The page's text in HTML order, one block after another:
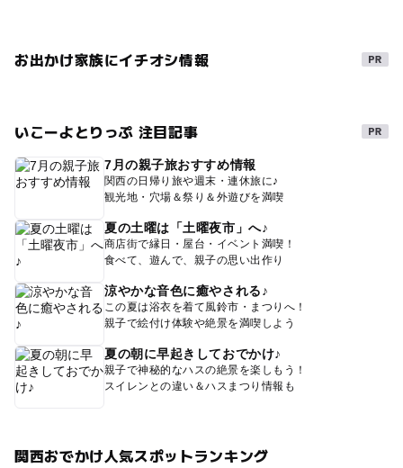
お出かけ家族にイチオシ情報
いこーよとりっぷ 注目記事
7月の親子旅おすすめ情報
関西の日帰り旅や週末・連休旅に♪
観光地・穴場＆祭り＆外遊びを満喫
夏の土曜は「土曜夜市」へ♪
商店街で縁日・屋台・イベント満喫！
食べて、遊んで、親子の思い出作り
涼やかな音色に癒やされる♪
この夏は浴衣を着て風鈴市・まつりへ！
親子で絵付け体験や絶景を満喫しよう
夏の朝に早起きしておでかけ♪
親子で神秘的なハスの絶景を楽しもう！
スイレンとの違い＆ハスまつり情報も
関西おでかけ人気スポットランキング